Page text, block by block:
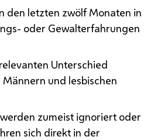
den letzten zwölf Monaten in
oder Gewalterfahrungen
Unterschied
und lesbischen
zumeist ignoriert oder
sich direkt in der